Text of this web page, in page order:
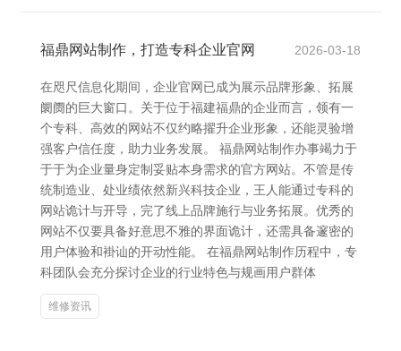
福鼎网站制作，打造专科企业官网 2026-03-18
在咫尺信息化期间，企业官网已成为展示品牌形象、拓展
阛阓的巨大窗口。关于位于福建福鼎的企业而言，领有一
个专科、高效的网站不仅约略擢升企业形象，还能灵验增
强客户信任度，助力业务发展。 福鼎网站制作办事竭力于
于于为企业量身定制妥贴本身需求的官方网站。不管是传
统制造业、处业绩依然新兴科技企业，王人能通过专科的
网站诡计与开导，完了线上品牌施行与业务拓展。优秀的
网站不仅要具备好意思不雅的界面诡计，还需具备邃密的
用户体验和褂讪的开动性能。 在福鼎网站制作历程中，专
科团队会充分探讨企业的行业特色与规画用户群体
维修资讯